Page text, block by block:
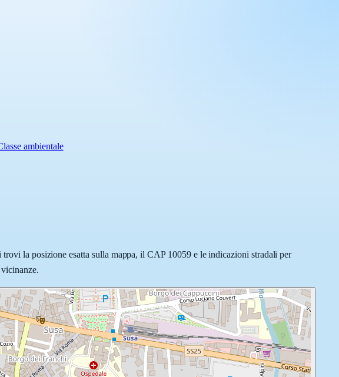
ambientale
la posizione esatta sulla mappa, il CAP 10059 e le indicazioni stradali per